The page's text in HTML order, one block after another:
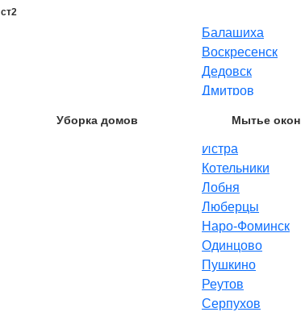
Балашиха
Воскресенск
Дедовск
Дмитров
Истра
Котельники
Лобня
Люберцы
Наро-Фоминск
Одинцово
Пушкино
Реутов
Серпухов
Уборка домов Мытье окон